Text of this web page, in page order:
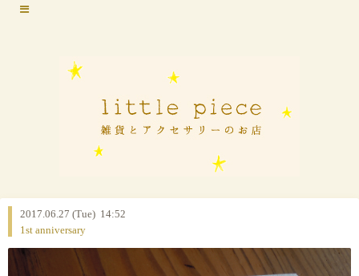
2017.06.27 (Tue) 14:52
1st anniversary